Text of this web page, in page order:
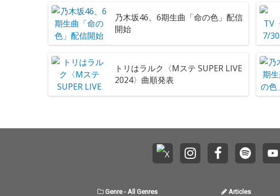
乃木坂46、6期生曲「命の色」配信
開始
トリはラルク〈Mステ SUPER LIVE
2024〉曲順発表
Genre- All Genres Articles